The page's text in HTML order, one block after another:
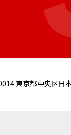
東京都中央区日